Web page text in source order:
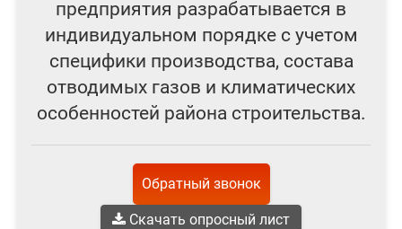
предприятия разрабатывается в
индивидуальном порядке с учетом
специфики производства, состава
отводимых газов и климатических
особенностей района строительства.
Обратный звонок
Скачать опросный лист